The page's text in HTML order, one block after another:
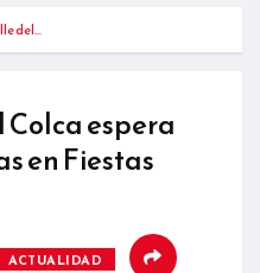
del…
espera
en Fiestas
ACTUALIDAD